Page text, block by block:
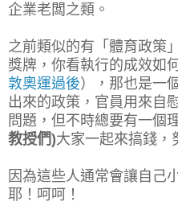
企業老闆之類。
之前類似的有「體育政策
獎牌，你看執行的成效如
敦奧運過後），那也是一
出來的政策，官員用來自
問題，但不時總要有一個
教授們)大家一起來搞錢，
因為這些人通常會讓自己
耶！呵呵！